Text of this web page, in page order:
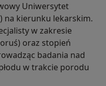
Uniwersytet
na kierunku lekarskim.
w zakresie
oraz stopień
badania nad
w trakcie porodu